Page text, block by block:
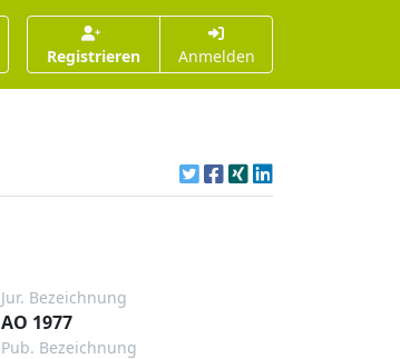
Registrieren Anmelden
Jur. Bezeichnung
AO 1977
Pub. Bezeichnung